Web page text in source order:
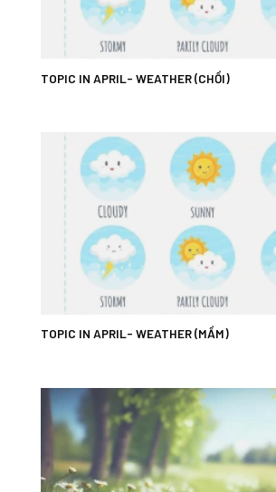
TOPIC IN APRIL- WEATHER (CHỒI)
TOPIC IN APRIL- WEATHER (MẦM)